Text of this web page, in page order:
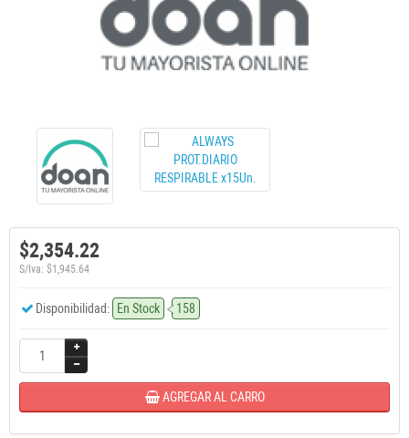
$2,354.22
S/Iva: $1,945.64
Disponibilidad: En Stock 158
AGREGAR AL CARRO